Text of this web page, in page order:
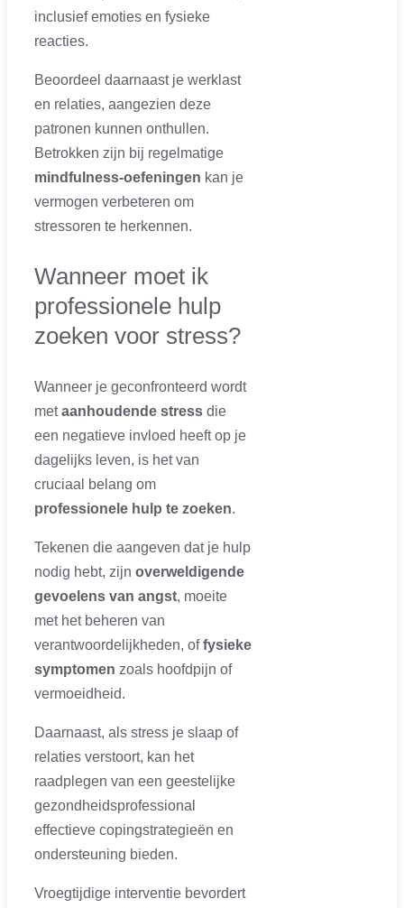
inclusief emoties en fysieke
reacties.
Beoordeel daarnaast je werklast
en relaties, aangezien deze
patronen kunnen onthullen.
Betrokken zijn bij regelmatige
mindfulness-oefeningen kan je
vermogen verbeteren om
stressoren te herkennen.
Wanneer moet ik
professionele hulp
zoeken voor stress?
Wanneer je geconfronteerd wordt
metaanhoudende stress die
een negatieve invloed heeft op je
dagelijks leven, is het van
cruciaal belang om
professionele hulp te zoeken.
Tekenen die aangeven dat je hulp
nodig hebt, zijn overweldigende
gevoelens van angst, moeite
met het beheren van
verantwoordelijkheden, offysieke
symptomen zoals hoofdpijn of
vermoeidheid.
Daarnaast, als stress je slaap of
relaties verstoort, kan het
raadplegen van een geestelijke
gezondheidsprofessional
effectieve copingstrategieën en
ondersteuning bieden.
Vroegtijdige interventie bevordert